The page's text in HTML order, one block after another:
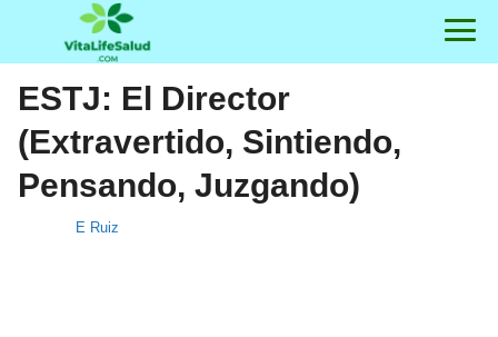
ESTJ: El Director
(Extravertido, Sintiendo,
Pensando, Juzgando)
E Ruiz